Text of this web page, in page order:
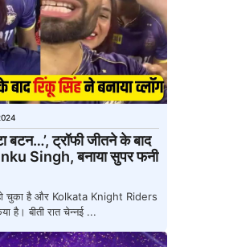
बटन…’, ट्रॉफी जीतने के बाद
Singh, बनाया सुपर फनी
चुका है और Kolkata Knight Riders
है। बीती रात चेन्नई ...